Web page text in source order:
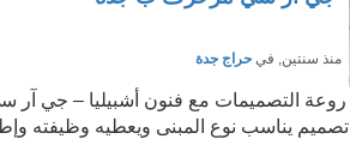
منذ سنتين, فيحراج جدة
روعة التصميمات مع فنون أشبيليا – جي آر
تصميم يناسب نوع المبنى ويعطيه وظيفته